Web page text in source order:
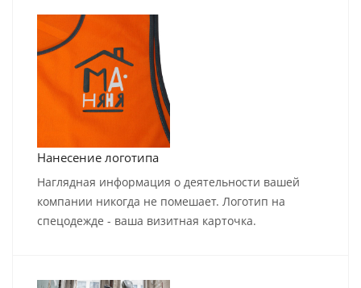
Нанесение логотипа
Наглядная информация о деятельности вашей
компании никогда не помешает. Логотип на
спецодежде - ваша визитная карточка.